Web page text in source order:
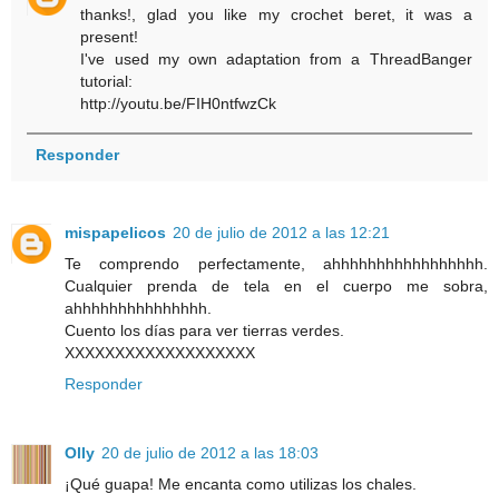
thanks!, glad you like my crochet beret, it was a
present!
I've used my own adaptation from a ThreadBanger
tutorial:
http://youtu.be/FIH0ntfwzCk
Responder
mispapelicos 20 de julio de 2012 a las 12:21
Te comprendo perfectamente, ahhhhhhhhhhhhhhhhh.
Cualquier prenda de tela en el cuerpo me sobra,
ahhhhhhhhhhhhhhh.
Cuento los días para ver tierras verdes.
XXXXXXXXXXXXXXXXXXX
Responder
Olly 20 de julio de 2012 a las 18:03
¡Qué guapa! Me encanta como utilizas los chales.